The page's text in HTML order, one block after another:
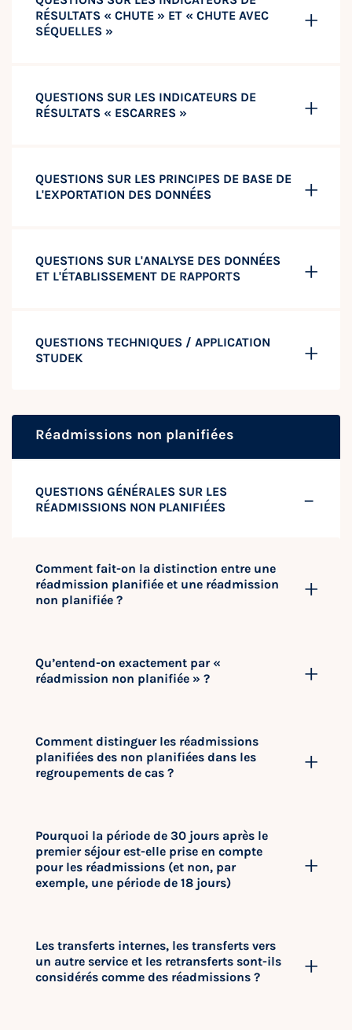
RÉSULTATS « CHUTE » ET « CHUTE AVEC
SÉQUELLES »
QUESTIONS SUR LES INDICATEURS DE
RÉSULTATS « ESCARRES »
QUESTIONS SUR LES PRINCIPES DE BASE DE
L'EXPORTATION DES DONNÉES
QUESTIONS SUR L'ANALYSE DES DONNÉES
ET L'ÉTABLISSEMENT DE RAPPORTS
QUESTIONS TECHNIQUES / APPLICATION
STUDEK
Réadmissions non planifiées
QUESTIONS GÉNÉRALES SUR LES
RÉADMISSIONS NON PLANIFIÉES
Comment fait-on la distinction entre une
réadmission planifiée et une réadmission
non planifiée ?
Qu’entend-on exactement par «
réadmission non planifiée » ?
Comment distinguer les réadmissions
planifiées des non planifiées dans les
regroupements de cas ?
Pourquoi la période de 30 jours après le
premier séjour est-elle prise en compte
pour les réadmissions (et non, par
exemple, une période de 18 jours)
Les transferts internes, les transferts vers
un autre service et les retransferts sont-ils
considérés comme des réadmissions ?